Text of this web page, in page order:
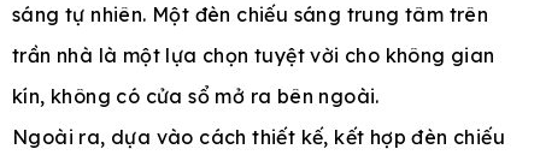
sáng tự nhiên. Một đèn chiếu sáng trung tâm trên
trần nhà là một lựa chọn tuyệt vời cho không gian
kín, không có cửa sổ mở ra bên ngoài.
Ngoài ra, dựa vào cách thiết kế, kết hợp đèn chiếu